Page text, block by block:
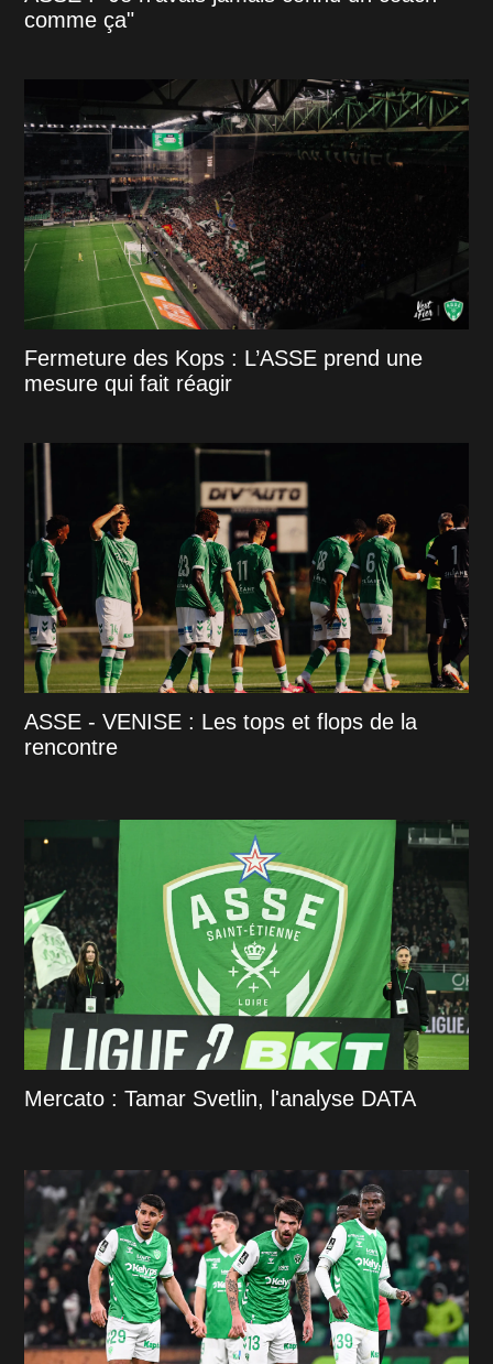
comme ça"
Fermeture des Kops : L’ASSE prend une
mesure qui fait réagir
ASSE - VENISE : Les tops et flops de la
rencontre
Mercato : Tamar Svetlin, l'analyse DATA